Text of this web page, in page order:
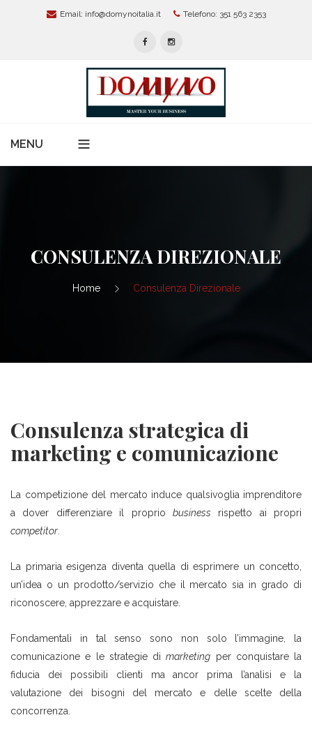
Email: info@domynoitalia.it Telefono: 351 563 2353
MENU
Modelli Organizzativi 231
Protezione Dati Personali:
Gestore Delle Segnalazioni –
Whistleblowing
Academy – Recruitment
Altri Servizi…
Whistleblowing
Corso Specialista Compliance E
231
MASTER Specialistico In
Cybersecurity
Altri Master…
CONSULENZA DIREZIONALE
Home Consulenza Direzionale
Consulenza strategica di
marketing e comunicazione
La competizione del mercato induce qualsivoglia imprenditore
a dover differenziare il proprio business rispetto ai propri
competitor
La primaria esigenza diventa quella di esprimere un concetto,
un’idea o un prodotto/servizio che il mercato sia in grado di
riconoscere, apprezzare e acquistare.
Fondamentali in tal senso sono non solo l’immagine, la
comunicazione e le strategie dimarketing per conquistare la
fiducia dei possibili clienti ma ancor prima l’analisi e la
valutazione dei bisogni del mercato e delle scelte della
concorrenza.